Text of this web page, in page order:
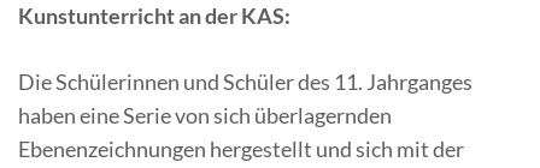
Kunstunterricht an der KAS:
Die Schülerinnen und Schüler des 11. Jahrganges
haben eine Serie von sich überlagernden
Ebenenzeichnungen hergestellt und sich mit der